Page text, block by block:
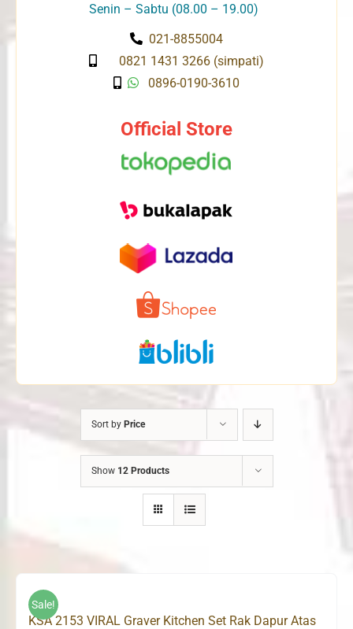
Senin – Sabtu (08.00 – 19.00)
021-8855004
0821 1431 3266 (simpati)
0896-0190-3610
Official Store
Sort by Price
Show 12 Products
Sale!
KSA 2153 VIRAL Graver Kitchen Set Rak Dapur Atas